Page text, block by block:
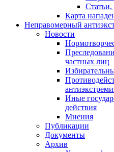
Карта
Неправомерный
Новости
частных лиц
Иные
действия
Мнения
Публикации
Документы
Архив